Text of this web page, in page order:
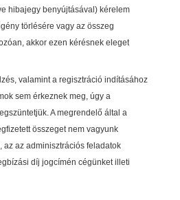
hibajegy benyújtásával) kérelem
törlésére vagy az összeg
akkor ezen kérésnek eleget
valamint a regisztráció indításához
sem érkeznek meg, úgy a
A megrendelő által a
összeget nem vagyunk
az az adminisztrációs feladatok
díj jogcímén cégünket illeti